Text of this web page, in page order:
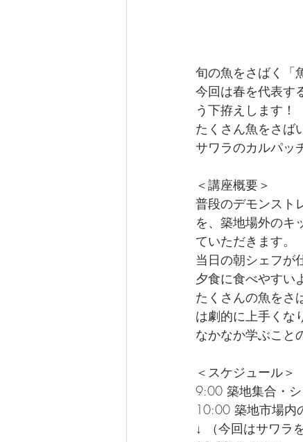
旬の魚をさばく「
今回は春を代表す
う下拵えします！
たくさん魚をさば
サワラのカルパッ
＜講座概要＞
普段のデモンスト
を、築地場外のキ
ていただきます。
当日の朝シェフが
夕食に食べやすい
たくさんの魚をさ
は劇的に上手くな
なかなか学ぶこと
＜スケジュール＞
9:00 築地集合・シ
10:00 築地市場内
↓ （今回はサワラ